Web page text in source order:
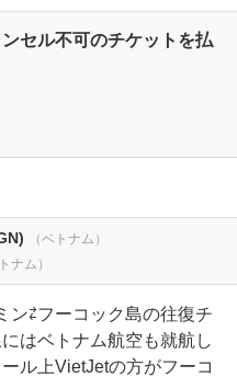
セル不可のチケットを払
（ベトナム）
ナム）
ン⇄フーコック島の往復チ
はベトナム航空も就航し
ル上VietJetの方がフーコ